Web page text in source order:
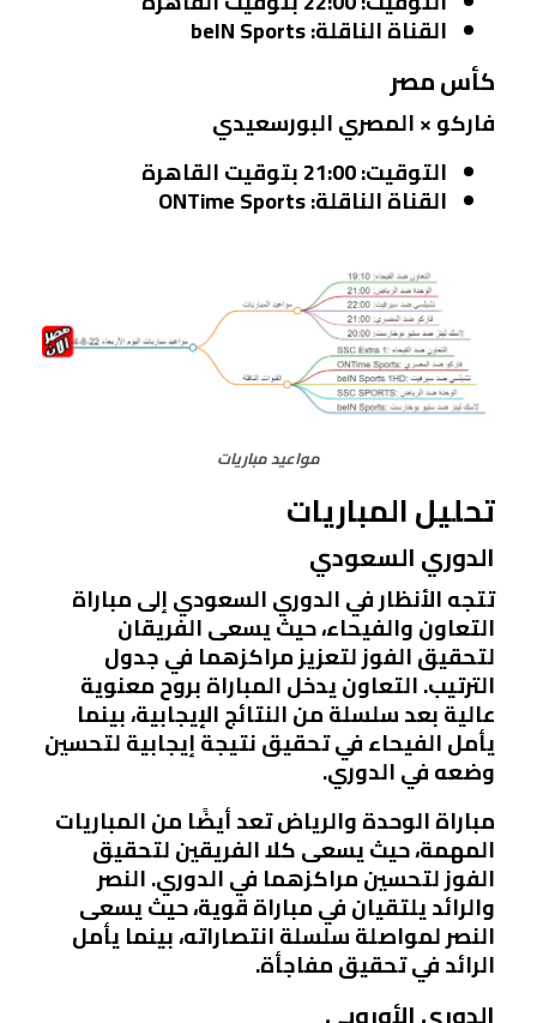
القناة الناقلة:
كأس مصر
فاركو × المصري البورسعيدي
التوقيت:
القناة الناقلة:
مواعيد مباريات
تحليل المباريات
الدوري السعودي
تتجه الأنظار في الدوري السعودي إلى مباراة
التعاون والفيحاء، حيث يسعى الفريقان
لتحقيق الفوز لتعزيز مراكزهما في جدول
الترتيب. التعاون يدخل المباراة بروح معنوية
عالية بعد سلسلة من النتائج الإيجابية، بينما
يأمل الفيحاء في تحقيق نتيجة إيجابية لتحسين
وضعه في الدوري.
مباراة الوحدة والرياض تعد أيضًا من المباريات
المهمة، حيث يسعى كلا الفريقين لتحقيق
الفوز لتحسين مراكزهما في الدوري. النصر
والرائد يلتقيان في مباراة قوية، حيث يسعى
النصر لمواصلة سلسلة انتصاراته، بينما يأمل
الرائد في تحقيق مفاجأة.